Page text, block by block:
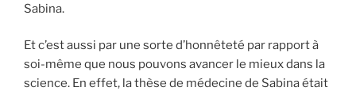
Sabina.
Et c’est aussi par une sorte d’honnêteté par rapport à
soi-même que nous pouvons avancer le mieux dans la
science. En effet, la thèse de médecine de Sabina était